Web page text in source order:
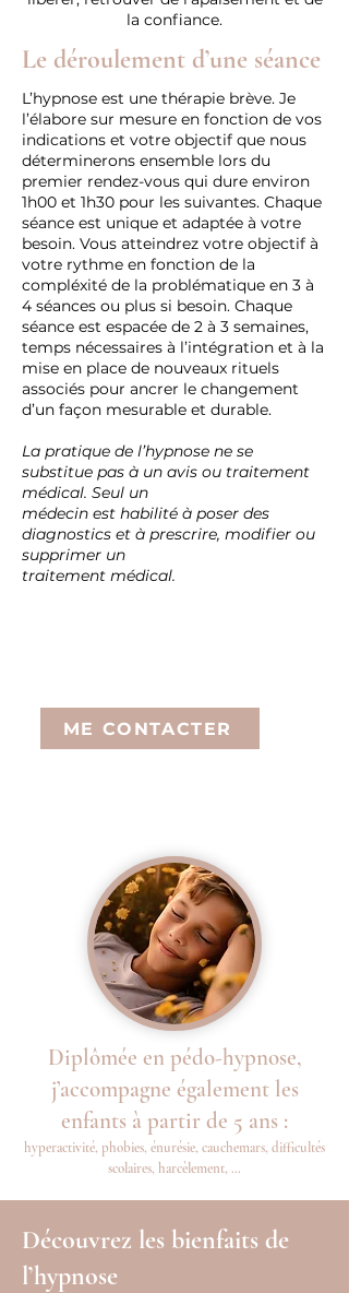
la confiance.
Le déroulement d’une séance
L’hypnose est une thérapie brève. Je
l’élabore sur mesure en fonction de vos
indications et votre objectif que nous
déterminerons ensemble lors du
premier rendez-vous qui dure environ
1h00 et 1h30 pour les suivantes. Chaque
séance est unique et adaptée à votre
besoin. Vous atteindrez votre objectif à
votre rythme en fonction de la
compléxité de la problématique en 3 à
4 séances ou plus si besoin. Chaque
séance est espacée de 2 à 3 semaines,
temps nécessaires à l’intégration et à la
mise en place de nouveaux rituels
associés pour ancrer le changement
d’un façon mesurable et durable.
La pratique de l’hypnose ne se
substitue pas à un avis ou traitement
médical. Seul un
médecin est habilité à poser des
diagnostics et à prescrire, modifier ou
supprimer un
traitement médical.
ME CONTACTER
Diplômée en pédo-hypnose,
j’accompagne également les
enfants à partir de 5 ans :
hyperactivité, phobies, énurésie, cauchemars, difficultés
scolaires, harcèlement, …
Découvrez les bienfaits de
l’hypnose